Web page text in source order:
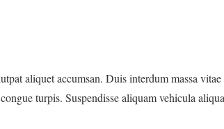
aliquet accumsan. Duis interdum massa
turpis. Suspendisse aliquam vehicula